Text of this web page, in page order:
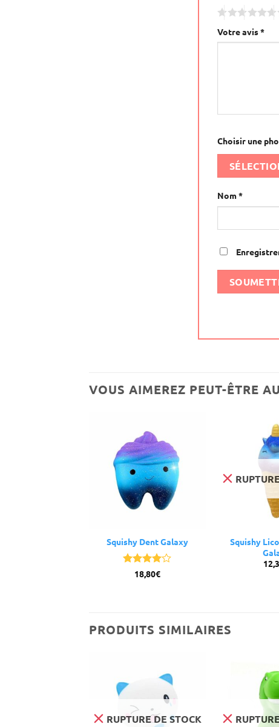
Votre avis*
Choisir une
Nom*
VOUS AIMEREZ PEUT-ÊTRE
Squishy Dent Galaxy
Note4
18,80€
Squishy
PRODUITS SIMILAIRES
RUPTURE DE STOCK